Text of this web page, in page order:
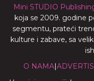
Mini STUDIO
koja se 2009. godine
segmentu, prateći
kulture i zabave, sa
O NAMA|